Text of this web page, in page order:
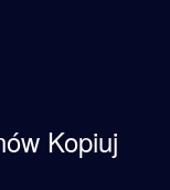
Kopiuj